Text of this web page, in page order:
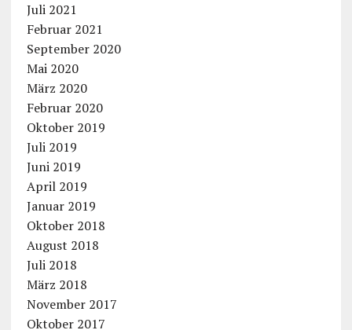
Juli 2021
Februar 2021
September 2020
Mai 2020
März 2020
Februar 2020
Oktober 2019
Juli 2019
Juni 2019
April 2019
Januar 2019
Oktober 2018
August 2018
Juli 2018
März 2018
November 2017
Oktober 2017